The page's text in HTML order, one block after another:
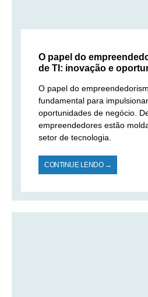
O papel do
de TI: inovação e
O papel do
fundamental para
oportunidades de negócio.
empreendedores estão
setor de tecnologia.
CONTINUE LENDO →